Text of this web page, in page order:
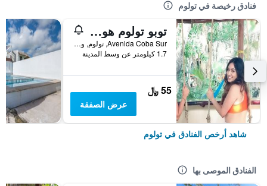
فنادق رخيصة في تولوم
توبو تولوم هوستل - يونيك ستاي
Avenida Coba Sur, تولوم, ولاية كينتانا رو, المكسيك
1.7 كيلومتر عن وسط المدينة
55 ﷼
عرض الصفقة
شاهد أرخص الفنادق في تولوم
الفنادق الموصى بها